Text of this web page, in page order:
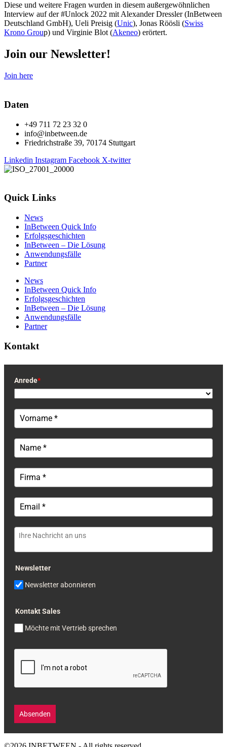
Diese und weitere Fragen wurden in diesem außergewöhnlichen
Interview auf der #Unlock 2022 mit Alexander Dressler (InBetween
Deutschland GmbH), Ueli Preisig (Unic), Jonas Röösli (Swiss
Krono Group) und Virginie Blot (Akeneo) erörtert.
Join our Newsletter!
Join here
Daten
+49 711 72 23 32 0
info@inbetween.de
Friedrichstraße 39, 70174 Stuttgart
Linkedin Instagram Facebook X-twitter
Quick Links
News
InBetween Quick Info
Erfolgsgeschichten
InBetween – Die Lösung
Anwendungsfälle
Partner
News
InBetween Quick Info
Erfolgsgeschichten
InBetween – Die Lösung
Anwendungsfälle
Partner
Kontakt
Anrede*
Newsletter
Newsletter abonnieren
Kontakt Sales
Möchte mit Vertrieb sprechen
Absenden